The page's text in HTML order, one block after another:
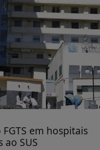
em hospitais
SUS